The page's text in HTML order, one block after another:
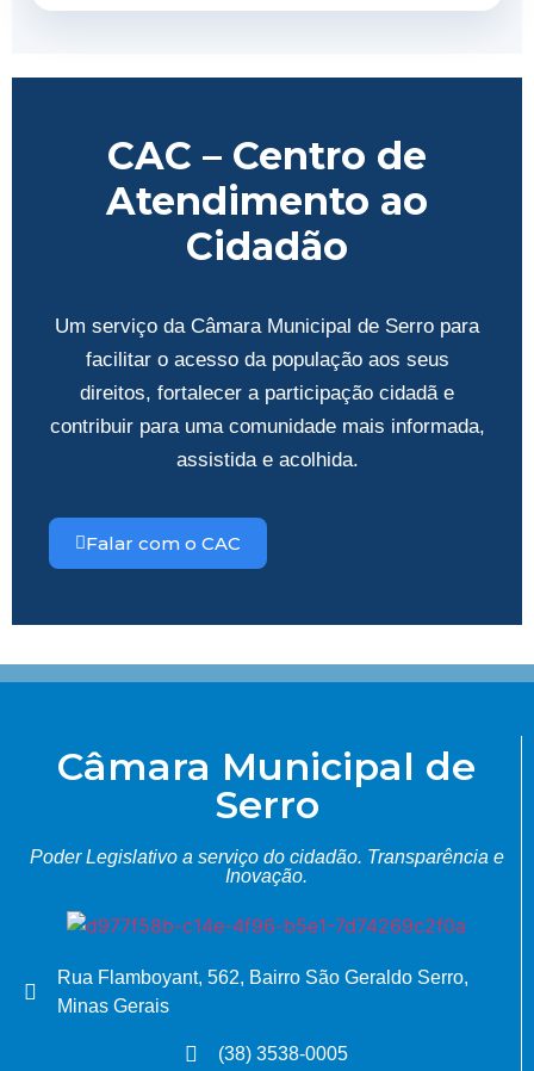
CAC – Centro de
Atendimento ao
Cidadão
Um serviço da Câmara Municipal de Serro para
facilitar o acesso da população aos seus
direitos, fortalecer a participação cidadã e
contribuir para uma comunidade mais informada,
assistida e acolhida.
Falar com o CAC
Câmara Municipal de
Serro
Poder Legislativo a serviço do cidadão. Transparência e
Inovação.
Rua Flamboyant, 562, Bairro São Geraldo Serro,
Minas Gerais
(38) 3538-0005